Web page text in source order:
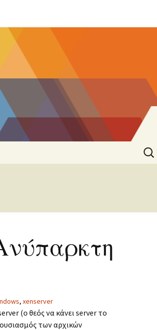
for:
,xenserver
(ο θεός να κάνει server το
των αρχικών